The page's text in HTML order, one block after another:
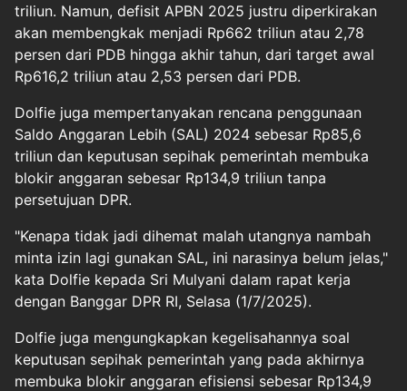
triliun. Namun, defisit APBN 2025 justru diperkirakan
akan membengkak menjadi Rp662 triliun atau 2,78
persen dari PDB hingga akhir tahun, dari target awal
Rp616,2 triliun atau 2,53 persen dari PDB.
Dolfie juga mempertanyakan rencana penggunaan
Saldo Anggaran Lebih (SAL) 2024 sebesar Rp85,6
triliun dan keputusan sepihak pemerintah membuka
blokir anggaran sebesar Rp134,9 triliun tanpa
persetujuan DPR.
"Kenapa tidak jadi dihemat malah utangnya nambah
minta izin lagi gunakan SAL, ini narasinya belum jelas,"
kata Dolfie kepada Sri Mulyani dalam rapat kerja
dengan Banggar DPR RI, Selasa (1/7/2025).
Dolfie juga mengungkapkan kegelisahannya soal
keputusan sepihak pemerintah yang pada akhirnya
membuka blokir anggaran efisiensi sebesar Rp134,9